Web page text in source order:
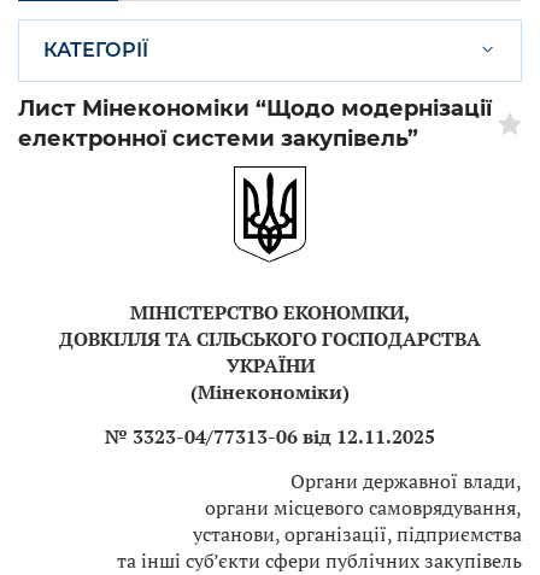
КАТЕГОРІЇ
Лист Мінекономіки “Щодо модернізації
електронної системи закупівель”
МІНІСТЕРСТВО ЕКОНОМІКИ,
ДОВКІЛЛЯ ТА СІЛЬСЬКОГО ГОСПОДАРСТВА
УКРАЇНИ
(Мінекономіки)
№ 3323-04/77313-06 від 12.11.2025
Органи державної влади,
органи місцевого самоврядування,
установи, організації, підприємства
та інші суб’єкти сфери публічних закупівель